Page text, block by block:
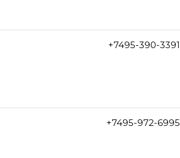
+7495-390-3391
+7495-972-6995